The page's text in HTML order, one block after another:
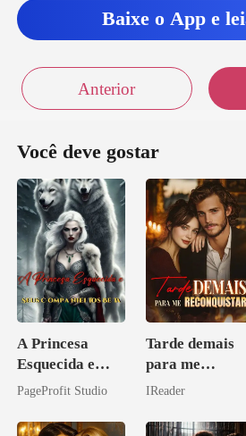
Baixe o App e
Anterior
Você deve gostar
A Princesa
Esquecida e
Seus
Beta
PageProfit Studio
Tarde demais
para me
reconquistar!
IReader